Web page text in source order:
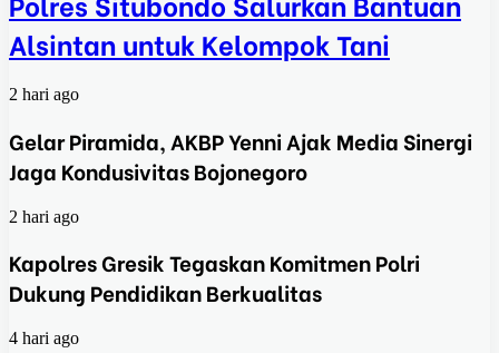
Alsintan untuk Kelompok Tani
2 hari ago
Gelar Piramida, AKBP Yenni Ajak Media Sinergi
Jaga Kondusivitas Bojonegoro
2 hari ago
Kapolres Gresik Tegaskan Komitmen Polri
Dukung Pendidikan Berkualitas
4 hari ago